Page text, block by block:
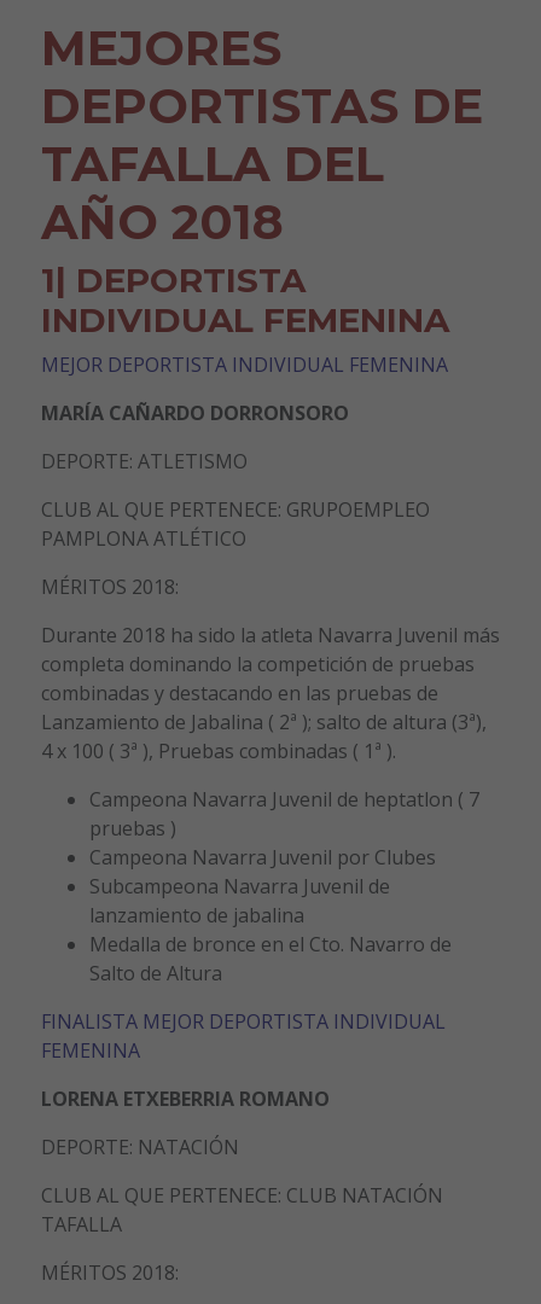
MEJORES
DEPORTISTAS DE
TAFALLA DEL
AÑO 2018
1| DEPORTISTA
INDIVIDUAL FEMENINA
MEJOR DEPORTISTA INDIVIDUAL FEMENINA
MARÍA CAÑARDO DORRONSORO
DEPORTE: ATLETISMO
CLUB AL QUE PERTENECE: GRUPOEMPLEO
PAMPLONA ATLÉTICO
MÉRITOS 2018:
Durante 2018 ha sido la atleta Navarra Juvenil más
completa dominando la competición de pruebas
combinadas y destacando en las pruebas de
Lanzamiento de Jabalina ( 2ª ); salto de altura (3ª),
4 x 100 ( 3ª ), Pruebas combinadas ( 1ª ).
Campeona Navarra Juvenil de heptatlon ( 7
pruebas )
Campeona Navarra Juvenil por Clubes
Subcampeona Navarra Juvenil de
lanzamiento de jabalina
Medalla de bronce en el Cto. Navarro de
Salto de Altura
FINALISTA MEJOR DEPORTISTA INDIVIDUAL
FEMENINA
LORENA ETXEBERRIA ROMANO
DEPORTE: NATACIÓN
CLUB AL QUE PERTENECE: CLUB NATACIÓN
TAFALLA
MÉRITOS 2018: